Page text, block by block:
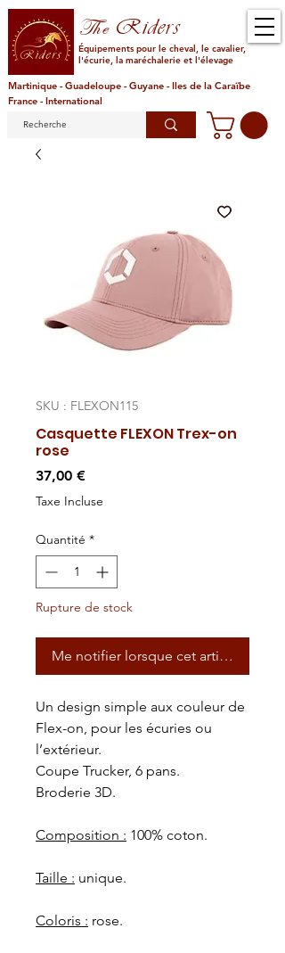
TheRiders
Équipements pour le cheval, le cavalier,
l'écurie, la maréchalerie et l'élevage
Martinique - Guadeloupe - Guyane - Iles de la Caraïbe
France - International
SKU : FLEXON115
Casquette FLEXON Trex-on
rose
37,00 €Prix
Taxe Incluse
Quantité *
Rupture de stock
Me notifier lorsque cet article est
Un design simple aux couleur de
Flex-on, pour les écuries ou
l’extérieur.
Coupe Trucker, 6 pans.
Broderie 3D.
Composition : 100% coton.
Taille : unique.
Coloris : rose.